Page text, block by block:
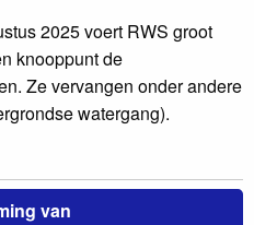
2025 voert RWS groot
knooppunt de
Ze vervangen onder andere
watergang).
van